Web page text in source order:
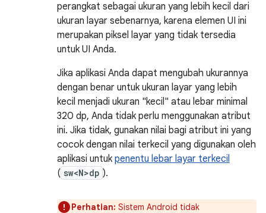
perangkat sebagai ukuran yang lebih kecil dari
ukuran layar sebenarnya, karena elemen UI ini
merupakan piksel layar yang tidak tersedia
untuk UI Anda.
Jika aplikasi Anda dapat mengubah ukurannya
dengan benar untuk ukuran layar yang lebih
kecil menjadi ukuran "kecil" atau lebar minimal
320 dp, Anda tidak perlu menggunakan atribut
ini. Jika tidak, gunakan nilai bagi atribut ini yang
cocok dengan nilai terkecil yang digunakan oleh
aplikasi untuk penentu lebar layar terkecil
( sw<N>dp ).
Perhatian: Sistem Android tidak